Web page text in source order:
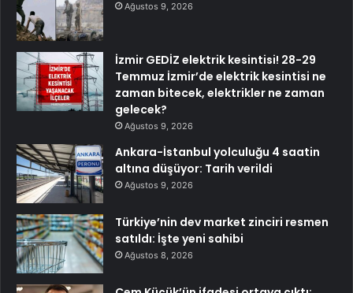
Ağustos 9, 2026
İzmir GEDİZ elektrik kesintisi! 28-29
Temmuz İzmir’de elektrik kesintisi ne
zaman bitecek, elektrikler ne zaman
gelecek?
Ağustos 9, 2026
Ankara-İstanbul yolculuğu 4 saatin
altına düşüyor: Tarih verildi
Ağustos 9, 2026
Türkiye’nin dev market zinciri resmen
satıldı: İşte yeni sahibi
Ağustos 8, 2026